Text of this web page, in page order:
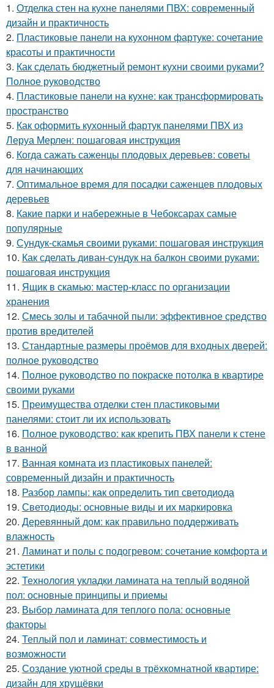
1. Отделка стен на кухне панелями ПВХ: современный
дизайн и практичность
2. Пластиковые панели на кухонном фартуке: сочетание
красоты и практичности
3. Как сделать бюджетный ремонт кухни своими руками?
Полное руководство
4. Пластиковые панели на кухне: как трансформировать
пространство
5. Как оформить кухонный фартук панелями ПВХ из
Леруа Мерлен: пошаговая инструкция
6. Когда сажать саженцы плодовых деревьев: советы
для начинающих
7. Оптимальное время для посадки саженцев плодовых
деревьев
8. Какие парки и набережные в Чебоксарах самые
популярные
9. Сундук-скамья своими руками: пошаговая инструкция
10. Как сделать диван-сундук на балкон своими руками:
пошаговая инструкция
11. Ящик в скамью: мастер-класс по организации
хранения
12. Смесь золы и табачной пыли: эффективное средство
против вредителей
13. Стандартные размеры проёмов для входных дверей:
полное руководство
14. Полное руководство по покраске потолка в квартире
своими руками
15. Преимущества отделки стен пластиковыми
панелями: стоит ли их использовать
16. Полное руководство: как крепить ПВХ панели к стене
в ванной
17. Ванная комната из пластиковых панелей:
современный дизайн и практичность
18. Разбор лампы: как определить тип светодиода
19. Светодиоды: основные виды и их маркировка
20. Деревянный дом: как правильно поддерживать
влажность
21. Ламинат и полы с подогревом: сочетание комфорта и
эстетики
22. Технология укладки ламината на теплый водяной
пол: основные принципы и приемы
23. Выбор ламината для теплого пола: основные
факторы
24. Теплый пол и ламинат: совместимость и
возможности
25. Создание уютной среды в трёхкомнатной квартире:
дизайн для хрущёвки